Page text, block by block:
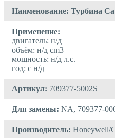
Наименование: Турбина
Применение:
двигатель: н/д
объём: н/д cm3
мощность: н/д л.с.
год: с н/д
Артикул: 709377-5002S
Для замены: NA, 709377-
Производитель: Honeywell/